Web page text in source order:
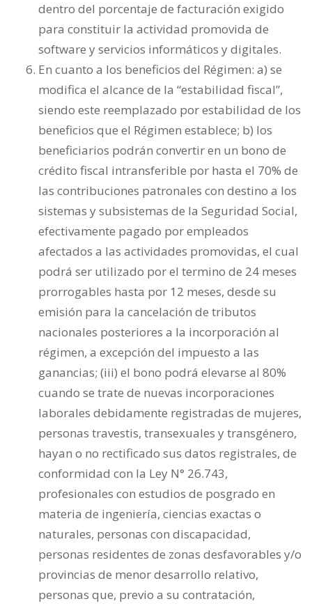
dentro del porcentaje de facturación exigido
para constituir la actividad promovida de
software y servicios informáticos y digitales.
En cuanto a los beneficios del Régimen: a) se
modifica el alcance de la “estabilidad fiscal”,
siendo este reemplazado por estabilidad de los
beneficios que el Régimen establece; b) los
beneficiarios podrán convertir en un bono de
crédito fiscal intransferible por hasta el 70% de
las contribuciones patronales con destino a los
sistemas y subsistemas de la Seguridad Social,
efectivamente pagado por empleados
afectados a las actividades promovidas, el cual
podrá ser utilizado por el termino de 24 meses
prorrogables hasta por 12 meses, desde su
emisión para la cancelación de tributos
nacionales posteriores a la incorporación al
régimen, a excepción del impuesto a las
ganancias; (iii) el bono podrá elevarse al 80%
cuando se trate de nuevas incorporaciones
laborales debidamente registradas de mujeres,
personas travestis, transexuales y transgénero,
hayan o no rectificado sus datos registrales, de
conformidad con la Ley N° 26.743,
profesionales con estudios de posgrado en
materia de ingeniería, ciencias exactas o
naturales, personas con discapacidad,
personas residentes de zonas desfavorables y/o
provincias de menor desarrollo relativo,
personas que, previo a su contratación,